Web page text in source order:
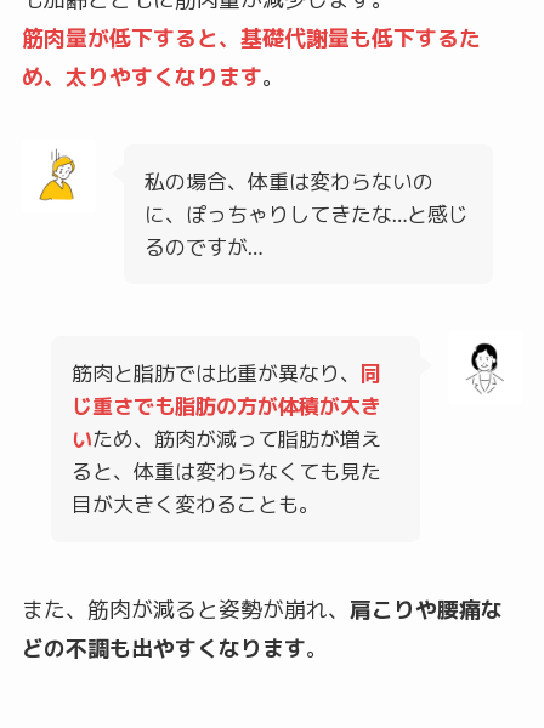
筋肉量が低下すると、基礎代謝量も低下するた
め、太りやすくなります。
私の場合、体重は変わらないの
に、ぽっちゃりしてきたな…と感じ
るのですが…
筋肉と脂肪では比重が異なり、
同
じ重さでも脂肪の方が体積が大き
いため、筋肉が減って脂肪が増え
ると、体重は変わらなくても見た
目が大きく変わることも。
また、筋肉が減ると姿勢が崩れ、 肩こりや腰痛な
どの不調も出やすくなります。